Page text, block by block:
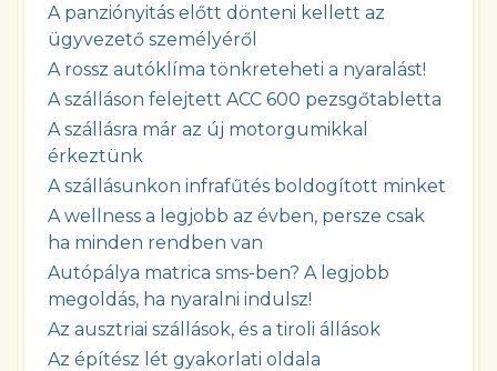
A panziónyitás előtt dönteni kellett az
ügyvezető személyéről
A rossz autóklíma tönkreteheti a nyaralást!
A szálláson felejtett ACC 600 pezsgőtabletta
A szállásra már az új motorgumikkal
érkeztünk
A szállásunkon infrafűtés boldogított minket
A wellness a legjobb az évben, persze csak
ha minden rendben van
Autópálya matrica sms-ben? A legjobb
megoldás, ha nyaralni indulsz!
Az ausztriai szállások, és a tiroli állások
Az építész lét gyakorlati oldala